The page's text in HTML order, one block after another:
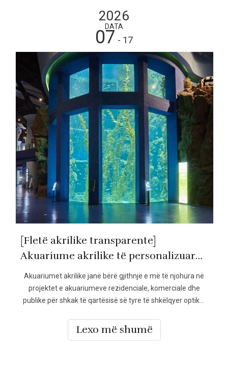
2026
DATA
07 - 17
[Fletë akrilike transparente]
Akuariume akrilike të personalizuara: Përfitimet, të metat dhe konsideratat kryesore
Akuariumet akrilike janë bërë gjithnjë e më të njohura në
projektet e akuariumeve rezidenciale, komerciale dhe
publike për shkak të qartësisë së tyre të shkëlqyer optike,
Krahasuar me rezervuarët tradicionalë të qelqit, akriliku
Lexo më shumë